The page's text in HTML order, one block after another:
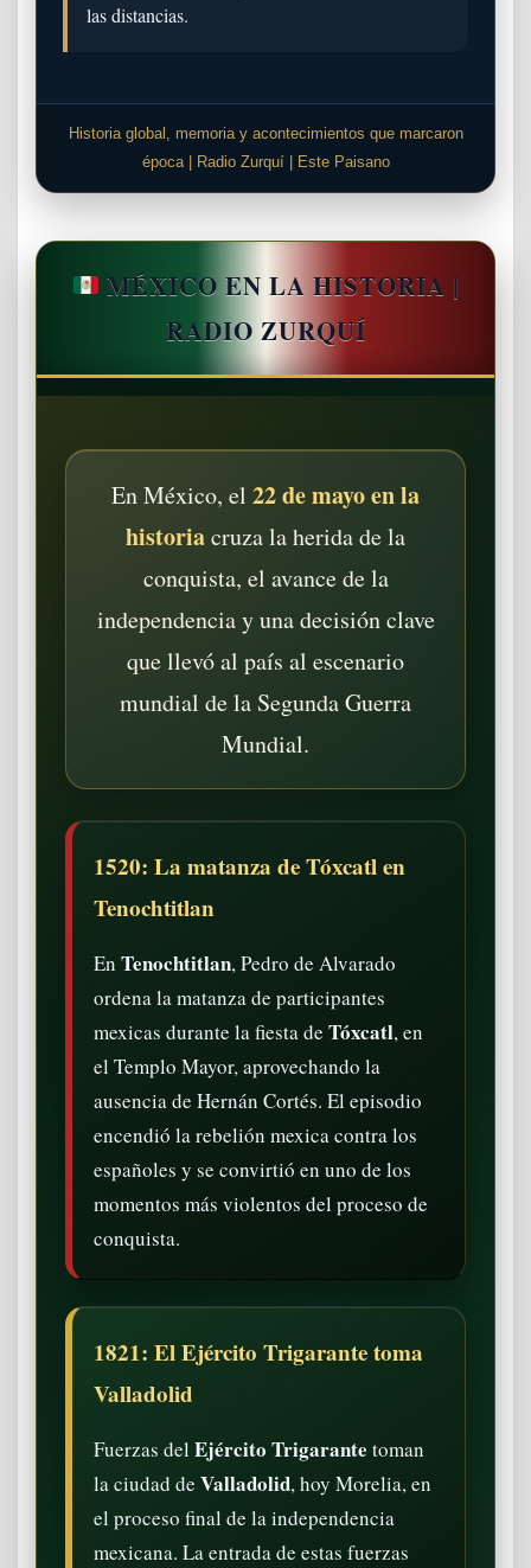
las distancias.
Historia global, memoria y acontecimientos que marcaron
época | Radio Zurquí | Este Paisano
MÉXICO EN LA HISTORIA |
RADIO ZURQUÍ
En México, el 22 de mayo en la
historiacruza la herida de la
conquista, el avance de la
independencia y una decisión clave
que llevó al país al escenario
mundial de la Segunda Guerra
Mundial.
1520: La matanza de Tóxcatl en
Tenochtitlan
En Tenochtitlan, Pedro de Alvarado
ordena la matanza de participantes
mexicas durante la fiesta de Tóxcatl, en
el Templo Mayor, aprovechando la
ausencia de Hernán Cortés. El episodio
encendió la rebelión mexica contra los
españoles y se convirtió en uno de los
momentos más violentos del proceso de
conquista.
1821: El Ejército Trigarante toma
Valladolid
Fuerzas del Ejército Trigarante toman
la ciudad de Valladolid, hoy Morelia, en
el proceso final de la independencia
mexicana. La entrada de estas fuerzas